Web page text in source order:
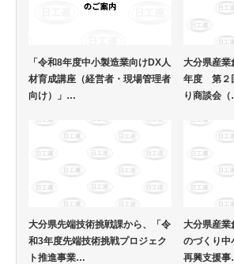
「令和8年度中小製造業向けDX人
材育成講座（経営者・現場管理者
向け）」…
大分県産
年度 第２
り商談会
大分県先端技術挑戦課から、「令
和3年度先端技術挑戦プロジェク
ト推進事業…
大分県産業
のづくり中
再興支援